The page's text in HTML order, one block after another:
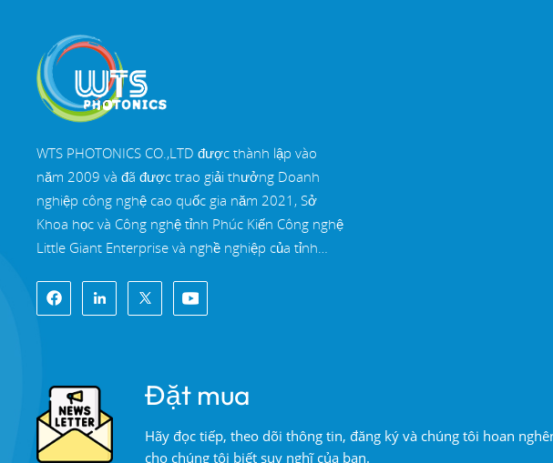
Lăng kính nêm Silica
nóng chảy và cửa sổ
Lăng kính Rhomboid
quang học có độ
chính xác cao
ĐỌC THÊM
WTS PHOTONICS CO.,LTD được thành lập vào
năm 2009 và đã được trao giải thưởng Doanh
nghiệp công nghệ cao quốc gia năm 2021, Sở
Khoa học và Công nghệ tỉnh Phúc Kiến Công nghệ
Little Giant Enterprise và nghề nghiệp của tỉnh
hóa-đổi mới vào năm 2022. WTS định vị tại Thành
phố ven biển Đông Nam xinh đẹp, Phúc Châu,
chuẩn, một nhóm của đội ngũ kỹ thuật lành nghề
và một hệ thống xử lý quang học hoàn chỉnh, hệ
thống sơn phủ, hệ thống lắp ráp và hệ thống kiểm
Đặt mua
Hãy đọc tiếp, theo dõi thông tin, đăng ký và chúng tôi hoan
cho chúng tôi biết suy nghĩ của bạn.